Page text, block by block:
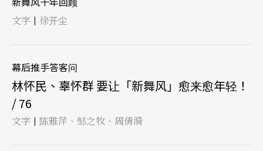
文字 | 徐开尘
幕后推手答客问
林怀民、辜怀群 要让「新舞风」愈来愈年轻！
/ 76
文字 | 陈雅萍、邹之牧、周倩漪